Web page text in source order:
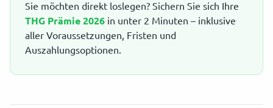
Sie möchten direkt loslegen? Sichern Sie sich Ihre
THG Prämie 2026 in unter 2 Minuten – inklusive
aller Voraussetzungen, Fristen und
Auszahlungsoptionen.